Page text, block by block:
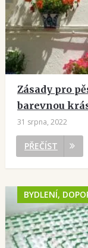
Zásady pro
barevnou
31 srpna, 2022
PŘEČÍST
BYDLENÍ,